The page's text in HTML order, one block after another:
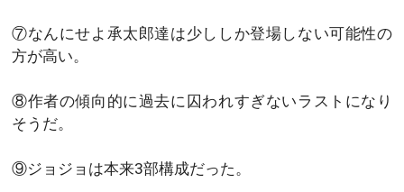
⑦なんにせよ承太郎達は少ししか登場しない可能性の
方が高い。
⑧作者の傾向的に過去に囚われすぎないラストになり
そうだ。
⑨ジョジョは本来3部構成だった。